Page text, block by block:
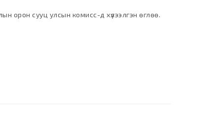
орон сууц улсын комисс-д хүлээлгэн өглөө.